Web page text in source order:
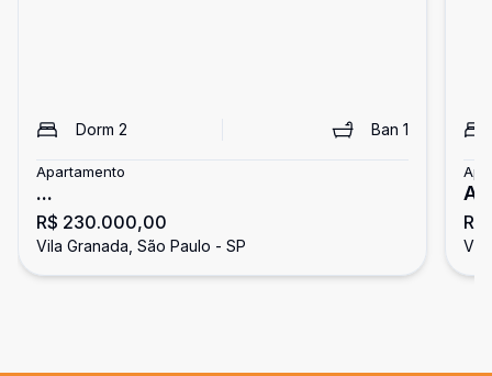
Dorm 2 Ban 1
Apartamento
...
R$ 230.000,00
Vila Granada, São Paulo - SP